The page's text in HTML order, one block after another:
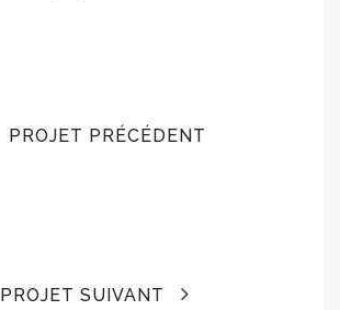
PROJET PRÉCÉDENT
PROJET SUIVANT